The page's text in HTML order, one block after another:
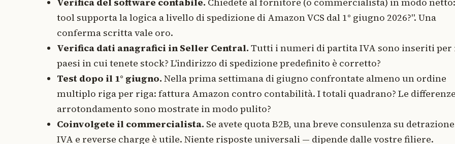
tool supporta la logica a livello di spedizione di Amazon VCS dal 1° giugno 2026?". Una
conferma scritta vale oro.
Verifica dati anagrafici in Seller Central. Tutti i numeri di partita IVA sono inseriti per
paesi in cui tenete stock? L'indirizzo di spedizione predefinito è corretto?
Test dopo il 1° giugno. Nella prima settimana di giugno confrontate almeno un ordine
multiplo riga per riga: fattura Amazon contro contabilità. I totali quadrano? Le
arrotondamento sono mostrate in modo pulito?
Coinvolgete il commercialista. Se avete quota B2B, una breve consulenza su detrazione
IVA e reverse charge è utile. Niente risposte universali — dipende dalle vostre filiere.